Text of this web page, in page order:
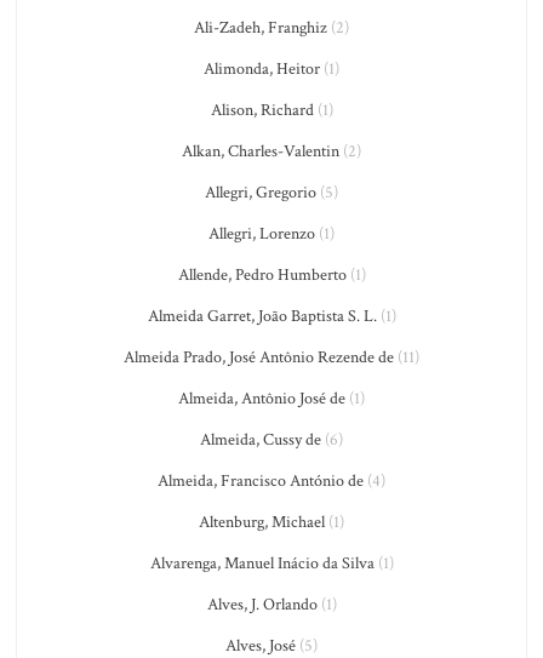
Ali-Zadeh, Franghiz (2)
Alimonda, Heitor (1)
Alison, Richard(1)
Alkan, Charles-Valentin (2)
Allegri, Gregorio (5)
Allegri, Lorenzo (1)
Allende, Pedro Humberto(1)
Almeida Garret, João Baptista S. L.(1)
Almeida Prado, José Antônio Rezende de (11)
Almeida, Antônio José de (1)
Almeida, Cussy de (6)
Almeida, Francisco António de (4)
Altenburg, Michael (1)
Alvarenga, Manuel Inácio da Silva(1)
Alves, J. Orlando(1)
Alves, José (5)